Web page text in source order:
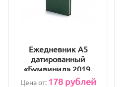
Ежедневник А5
датированный
«Бумвинил» 2019,
зеленый
Цена от: 178рублей